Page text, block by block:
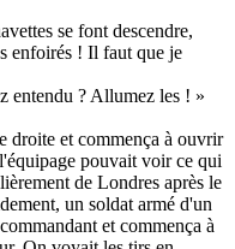
se font descendre,
enfoirés ! Il faut que je
entendu ? Allumez les ! »
et commença à ouvrir
pouvait voir ce qui
de Londres après le
un soldat armé d'un
et commença à